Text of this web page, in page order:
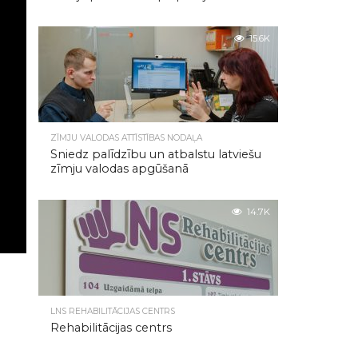
15.6K
ZĪMJU VALODAS ATTĪSTĪBAS NODAĻA
Sniedz palīdzību un atbalstu latviešu
zīmju valodas apgūšanā
14.7K
LNS REHABILITĀCIJAS CENTRS
Rehabilitācijas centrs